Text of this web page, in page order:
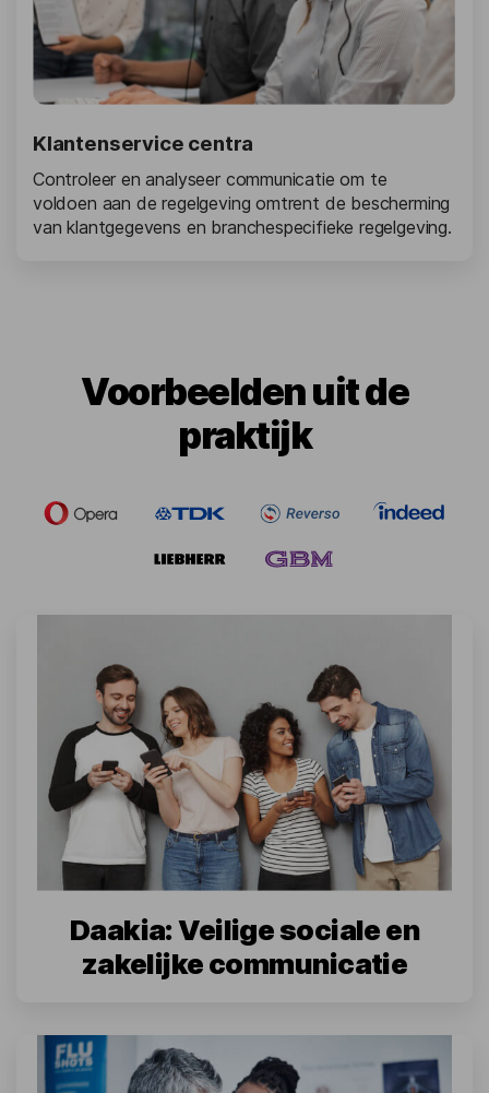
Klantenservice centra
Controleer en analyseer communicatie om te
voldoen aan de regelgeving omtrent de bescherming
van klantgegevens en branchespecifieke regelgeving.
Voorbeelden uit de
praktijk
Daakia: Veilige sociale en
zakelijke communicatie